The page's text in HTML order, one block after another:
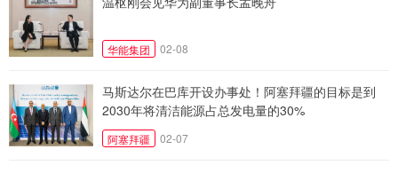
华能集团 02-08
马斯达尔在巴库开设办事处！阿塞拜疆的目标是到
2030年将清洁能源占总发电量的30%
阿塞拜疆 02-07